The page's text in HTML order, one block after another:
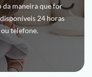
da maneira que for
24 horas
telefone.